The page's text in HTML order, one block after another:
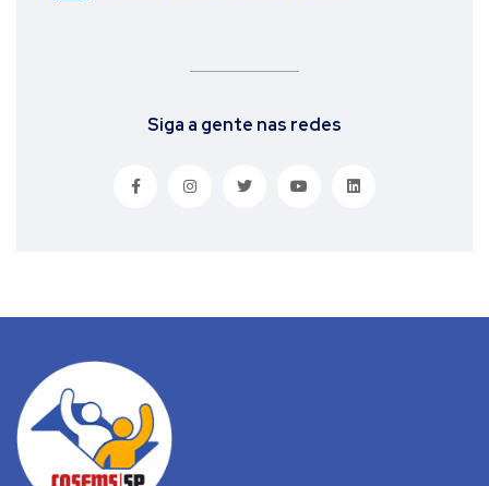
Siga a gente nas redes